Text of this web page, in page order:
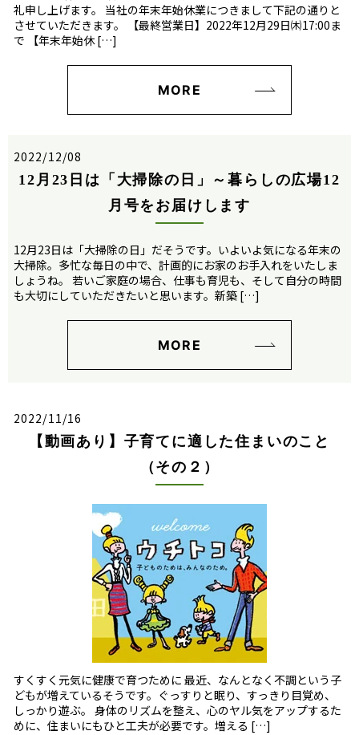
礼申し上げます。 当社の年末年始休業につきまして下記の通りと
させていただきます。 【最終営業日】2022年12月29日㈭17:00ま
で 【年末年始休 […]
MORE
2022/12/08
12月23日は「大掃除の日」～暮らしの広場12
月号をお届けします
12月23日は「大掃除の日」だそうです。いよいよ気になる年末の
大掃除。多忙な毎日の中で、計画的にお家のお手入れをいたしま
しょうね。 若いご家庭の場合、仕事も育児も、そして自分の時間
も大切にしていただきたいと思います。新築 […]
MORE
2022/11/16
【動画あり】子育てに適した住まいのこと
（その２）
すくすく元気に健康で育つために 最近、なんとなく不調という子
どもが増えているそうです。ぐっすりと眠り、すっきり目覚め、
しっかり遊ぶ。 身体のリズムを整え、心のヤル気をアップするた
めに、住まいにもひと工夫が必要です。増える […]